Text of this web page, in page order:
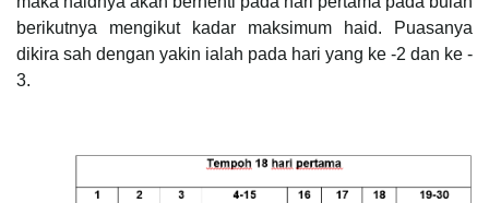
berikutnya mengikut kadar maksimum haid. Puasanya
dikira sah dengan yakin ialah pada hari yang ke -2 dan ke -
3.